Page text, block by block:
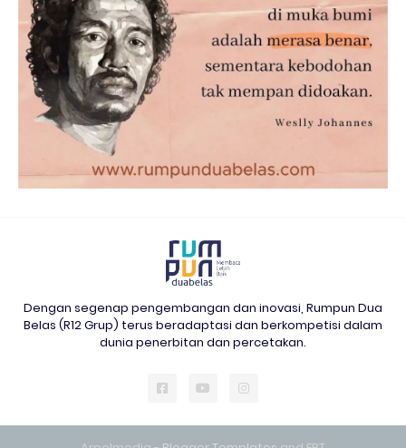
Dengan segenap pengembangan dan inovasi, Rumpun Dua
Belas (R12 Grup) terus beradaptasi dan berkompetisi dalam
dunia penerbitan dan percetakan.